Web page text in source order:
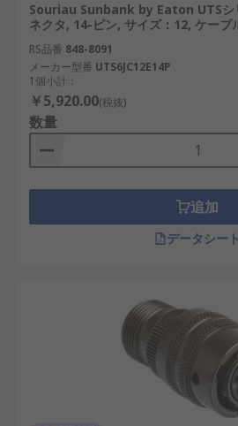
Souriau Sunbank by Eaton UTSシ
ネクタ, 14-ピン, サイズ：12, ケーブ
RS品番 848-8091
メーカー型番 UTS6JC12E14P
1個小計：
￥5,920.00(税抜)
数量
追加
データシート